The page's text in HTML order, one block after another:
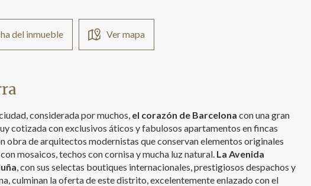
del inmueble Ver mapa
considerada por muchos, el corazón de Barcelona con una gran
cotizada con exclusivos áticos y fabulosos apartamentos en fincas
obra de arquitectos modernistas que conservan elementos originales
mosaicos, techos con cornisa y mucha luz natural. La Avenida
, con sus selectas boutiques internacionales, prestigiosos despachos y
culminan la oferta de este distrito, excelentemente enlazado con el